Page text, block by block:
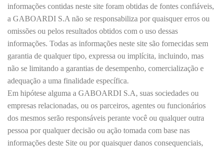
informações contidas neste site foram obtidas de fontes confiáveis,
a GABOARDI S.A não se responsabiliza por quaisquer erros ou
omissões ou pelos resultados obtidos com o uso dessas
informações. Todas as informações neste site são fornecidas sem
garantia de qualquer tipo, expressa ou implícita, incluindo, mas
não se limitando a garantias de desempenho, comercialização e
adequação a uma finalidade específica.
Em hipótese alguma a GABOARDI S.A, suas sociedades ou
empresas relacionadas, ou os parceiros, agentes ou funcionários
dos mesmos serão responsáveis ​​perante você ou qualquer outra
pessoa por qualquer decisão ou ação tomada com base nas
informações deste Site ou por quaisquer danos consequenciais,